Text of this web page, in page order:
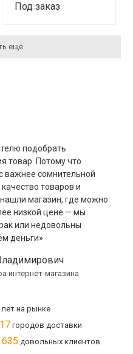
Под заказ
ещё
подобрать
товар. Потому что
важнее сомнительной
товаров и
магазин, где можно
низкой цене — мы
или недовольны
деньги»
интернет-магазина
лет на рынке
городов доставки
довольных клиентов